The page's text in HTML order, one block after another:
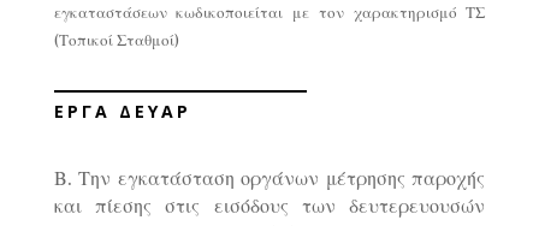
εγκαταστάσεων κωδικοποιείται με τον χαρακτηρισμό ΤΣ
(Τοπικοί Σταθμοί)
ΕΡΓΑ ΔΕΥΑΡ
Β. Την εγκατάσταση οργάνων μέτρησης παροχής
και πίεσης στις εισόδους των δευτερευουσών